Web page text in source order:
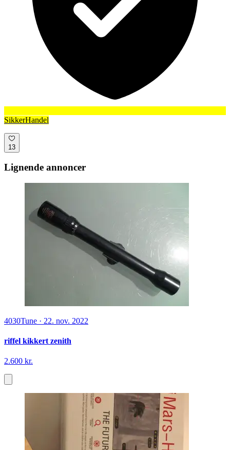
SikkerHandel
13
Lignende annoncer
4030Tune · 22. nov. 2022
riffel kikkert zenith
2.600 kr.